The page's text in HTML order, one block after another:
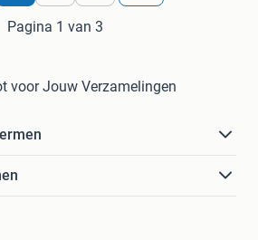
Pagina 1 van 3
voor Jouw Verzamelingen